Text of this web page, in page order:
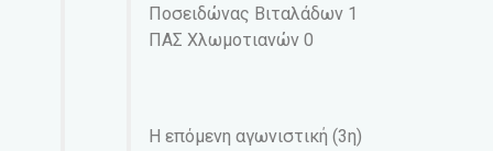
Ποσειδώνας Βιταλάδων 1
ΠΑΣ Χλωμοτιανών 0
Η επόμενη αγωνιστική (3η)